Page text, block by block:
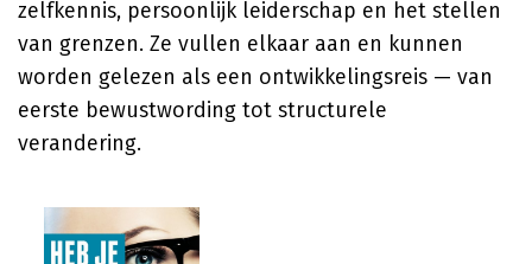
zelfkennis, persoonlijk leiderschap en het stellen
van grenzen. Ze vullen elkaar aan en kunnen
worden gelezen als een ontwikkelingsreis — van
eerste bewustwording tot structurele
verandering.